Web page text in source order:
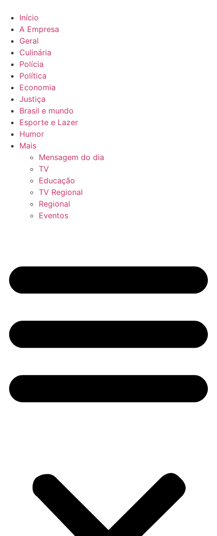
para
conteúdo
Início
A Empresa
Geral
Culinária
Polícia
Política
Economia
Justiça
Brasil e mundo
Esporte e Lazer
Humor
Mais
Mensagem do dia
TV
Educação
TV Regional
Regional
Eventos